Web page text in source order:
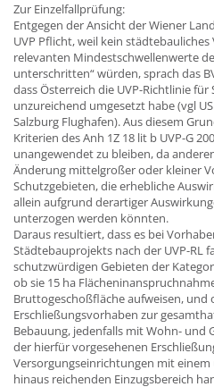
Zur Einzelfallprüfung:
Entgegen der Ansicht der Wiener
UVP Pflicht, weil kein
relevanten Mindestschwellenwerte
unterschritten“ würden, sprach das
dass Österreich die UVP-Richtlinie
unzureichend umgesetzt habe (vgl
Salzburg Flughafen). Aus diesem
Kriterien des Anh 1Z 18 lit b UVP-G
unangewendet zu bleiben, da
Änderung mittelgroßer oder kleiner
Schutzgebieten, die erhebliche
allein aufgrund derartiger
unterzogen werden könnten.
Daraus resultiert, dass es bei
Städtebauprojekts nach der UVP-RL
schutzwürdigen Gebieten der
ob sie 15 ha
Bruttogeschoßfläche aufweisen, und
Erschließungsvorhaben zur
Bebauung, jedenfalls mit Wohn- und
der hierfür vorgesehenen
Versorgungseinrichtungen mit
hinaus reichenden Einzugsbereich